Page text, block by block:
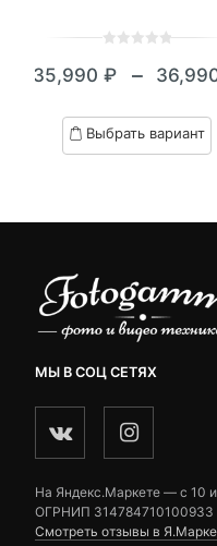
out
based
on
35,990 ₽ –
цен:
35,990 ₽
Выбрать вариант
МЫ В СОЦ СЕТЯХ
На Яндекс.Маркете — c 10
ОГРНИП 314784710100933
Смотреть отзывы в